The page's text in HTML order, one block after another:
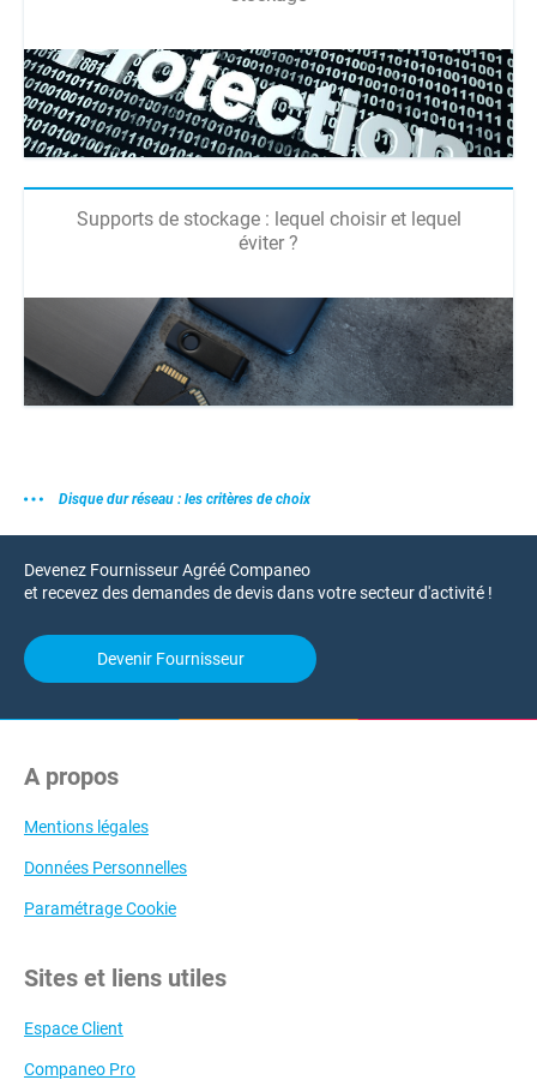
Supports de stockage : lequel choisir et lequel
éviter ?
Disque dur réseau : les critères de choix
Devenez Fournisseur Agréé Companeo
et recevez des demandes de devis dans votre secteur d'activité !
Devenir Fournisseur
A propos
Mentions légales
Données Personnelles
Paramétrage Cookie
Sites et liens utiles
Espace Client
Companeo Pro